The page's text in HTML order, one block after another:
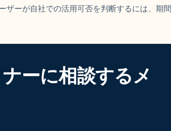
ザーが自社での活用可否を判断するには、期
ーに相談するメ